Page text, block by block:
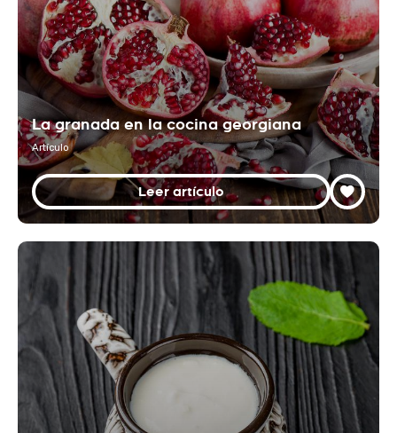
La granada en la cocina georgiana
Artículo
Leer artículo